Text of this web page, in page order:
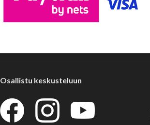
Osallistu keskusteluun